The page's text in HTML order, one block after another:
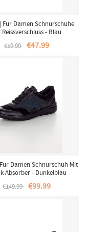
Fur Damen Schnurschuhe
Reissverschluss - Blau
€59.99 €47.99
Damen Schnurschuh Mit
Absorber - Dunkelblau
€149.99 €99.99